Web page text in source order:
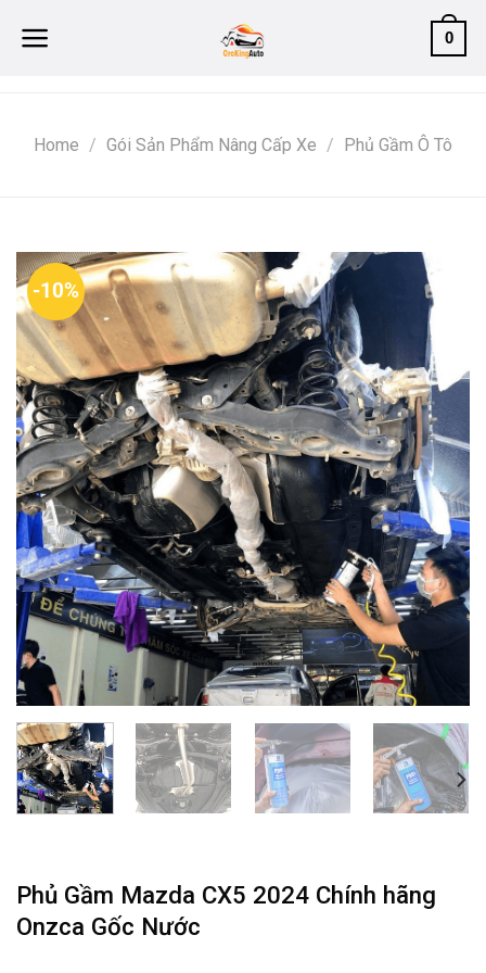
0
Home / Gói Sản Phẩm Nâng Cấp Xe / Phủ Gầm Ô Tô
-10%
Phủ Gầm Mazda CX5 2024 Chính hãng
Onzca Gốc Nước